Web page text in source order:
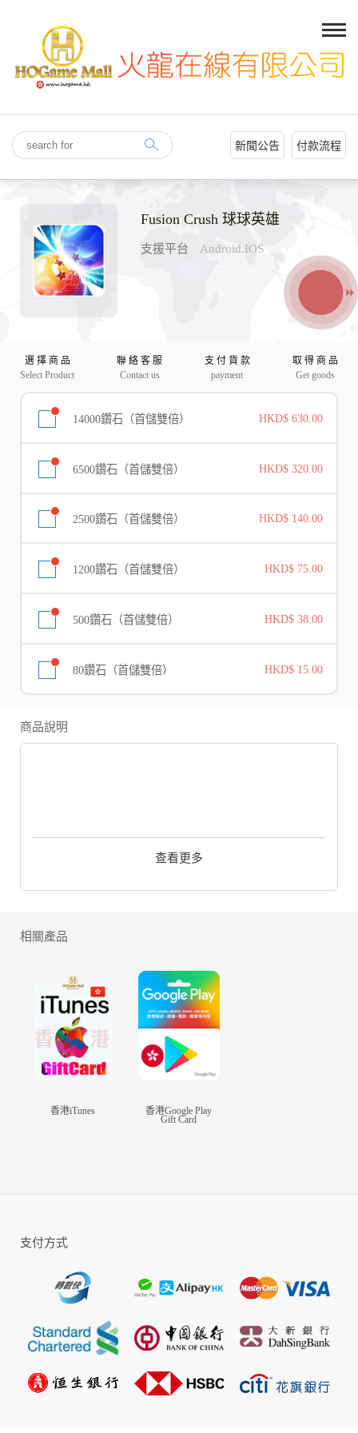
新聞公告 付款流程
Fusion Crush 球球英雄
支援平台 Android.IOS
選 擇 商 品
Select Product
聯 絡 客 服
Contact us
支 付 貨 款
payment
取 得 商 品
Get goods
14000鑽石（首儲雙倍） HKD$ 630.00
6500鑽石（首儲雙倍） HKD$ 320.00
2500鑽石（首儲雙倍） HKD$ 140.00
1200鑽石（首儲雙倍） HKD$ 75.00
500鑽石（首儲雙倍） HKD$ 38.00
80鑽石（首儲雙倍） HKD$ 15.00
商品說明
查看更多
相關產品
香港iTunes 香港Google Play
Gift Card
支付方式